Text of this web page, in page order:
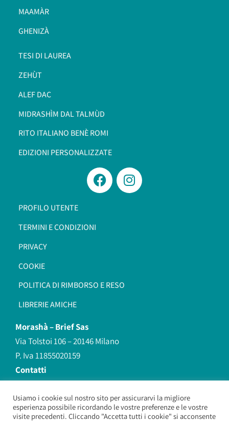
MAAMÀR
GHENIZÀ
TESI DI LAUREA
ZEHÙT
ALEF DAC
MIDRASHÌM DAL TALMÙD
RITO ITALIANO BENÈ ROMI​
EDIZIONI PERSONALIZZATE
PROFILO UTENTE
TERMINI E CONDIZIONI
PRIVACY
COOKIE
POLITICA DI RIMBORSO E RESO
LIBRERIE AMICHE
Morashà –Brief Sas
Via Tolstoi 106 – 20146 Milano
P. Iva 11855020159
Contatti
redazione@morasha.it
339 8596707
(anche Whatsapp)
Usiamo i cookie sul nostro sito per assicurarvi la migliore
esperienza possibile ricordando le vostre preferenze e le vostre
visite precedenti. Cliccando "Accetta tutti i cookie" si acconsente